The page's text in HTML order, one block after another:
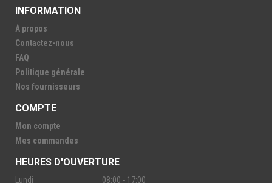
INFORMATION
À propos
Contactez-nous
FAQ
Politique générale
Nos fournisseurs
COMPTE
Mon compte
Mes commandes
HEURES D'OUVERTURE
Lundi
08:00 - 17:00